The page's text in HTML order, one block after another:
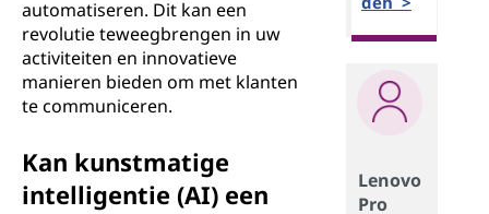
automatiseren. Dit kan een
revolutie teweegbrengen in uw
activiteiten en innovatieve
manieren bieden om met klanten
te communiceren.
Kan kunstmatige
intelligentie (AI) een
Lenovo
Pro